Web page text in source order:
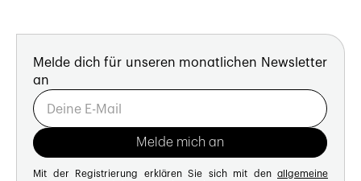
Melde dich für unseren monatlichen Newsletter
an
Mit der Registrierung erklären Sie sich mit den allgemeine